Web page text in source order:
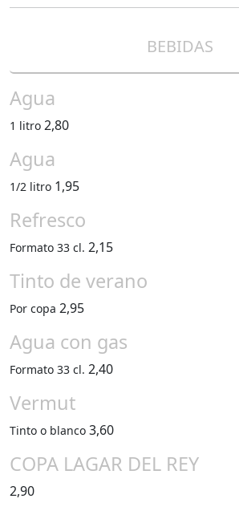
BEBIDAS
Agua
1 litro 2,80
Agua
1/2 litro 1,95
Refresco
Formato 33 cl. 2,15
Tinto de verano
Por copa 2,95
Agua con gas
Formato 33 cl. 2,40
Vermut
Tinto o blanco 3,60
COPA LAGAR DEL REY
2,90